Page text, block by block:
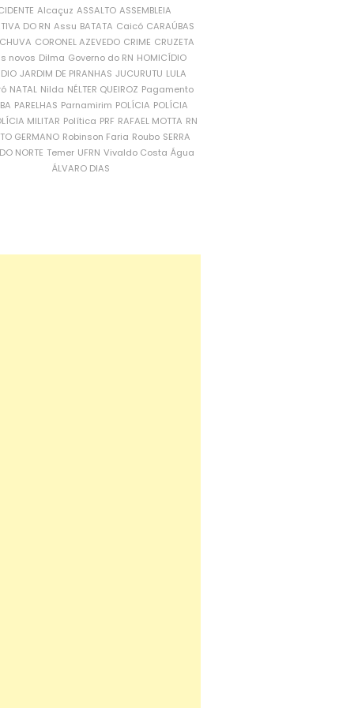
Alcaçuz ASSALTO ASSEMBLEIA
DO RN Assu BATATA Caicó CARAÚBAS
CORONEL AZEVEDO CRIME CRUZETA
novos Dilma Governo do RN HOMICÍDIO
JARDIM DE PIRANHAS JUCURUTU LULA
NATAL Nilda NÉLTER QUEIROZ Pagamento
PARELHAS Parnamirim POLÍCIA POLÍCIA
MILITAR Política PRF RAFAEL MOTTA RN
GERMANO Robinson Faria Roubo SERRA
NORTE Temer UFRN Vivaldo Costa Água
ÁLVARO DIAS